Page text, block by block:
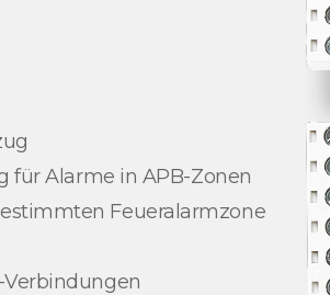
für Alarme in APB-Zonen
Feueralarmzone